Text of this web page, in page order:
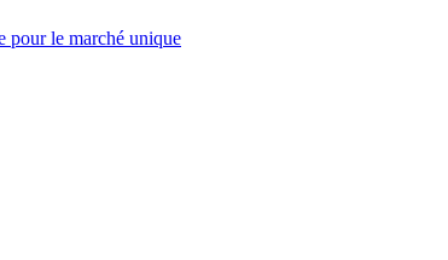
pour le marché unique